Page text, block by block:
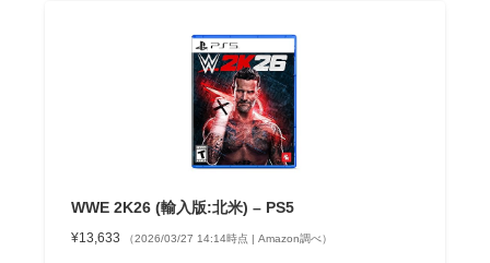
WWE 2K26 (輸入版:北米) – PS5
¥13,633 （2026/03/27 14:14時点 | Amazon調べ）